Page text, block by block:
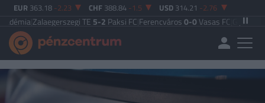
EUR 363.18 -2.23 CHF 388.84 -1.5 USD 314.21 -2.76
TE5-2Paksi FC|Ferencváros0-0Vasas FC|Győri ETO FC 4-0